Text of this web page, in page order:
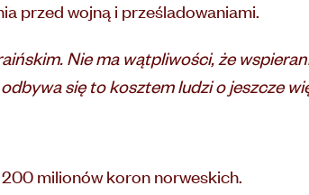
przed wojną i prześladowaniami.
Nie ma wątpliwości, że
się to kosztem ludzi o jeszcze
milionów koron norweskich.